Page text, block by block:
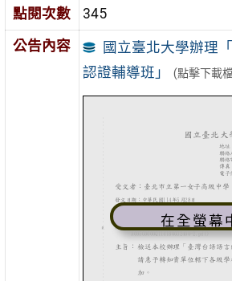
點閱次數
345
公告內容
國立臺北大學辦理
認證輔導班」
(點擊下載
在全螢幕